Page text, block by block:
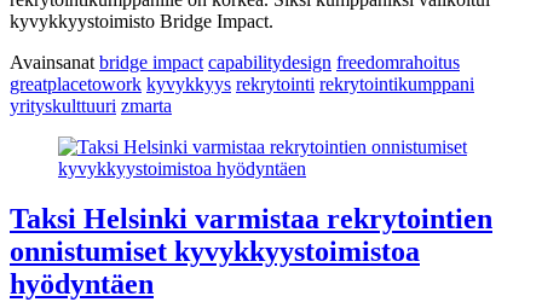
kyvykkyystoimisto Bridge Impact.
Avainsanat bridge impact capabilitydesign freedomrahoitus
greatplacetowork kyvykkyys rekrytointi rekrytointikumppani
yrityskulttuuri zmarta
Taksi Helsinki varmistaa rekrytointien
onnistumiset kyvykkyystoimistoa
hyödyntäen